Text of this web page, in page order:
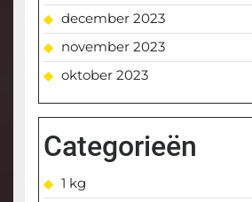
december 2023
november 2023
oktober 2023
Categorieën
1 kg